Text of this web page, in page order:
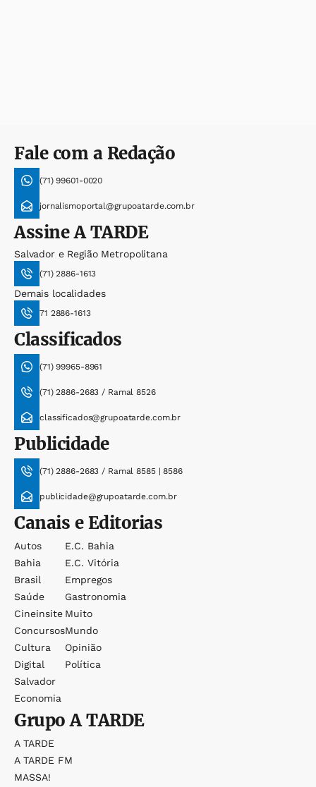
Fale com a Redação
(71) 99601-0020
jornalismoportal@grupoatarde.com.br
AssineA TARDE
Salvador e Região Metropolitana
(71) 2886-1613
Demais localidades
71 2886-1613
Classificados
(71) 99965-8961
(71) 2886-2683 / Ramal 8526
classificados@grupoatarde.com.br
Publicidade
(71) 2886-2683 / Ramal 8585 | 8586
publicidade@grupoatarde.com.br
Canais e Editorias
Autos
Bahia
Brasil
Saúde
Cineinsite
Concursos
Cultura
Digital
Salvador
Economia
E.c. Bahia
E.c. Vitória
Empregos
Gastronomia
Muito
Mundo
Opinião
Política
GrupoA TARDE
A TARDE
A TARDE FM
MASSA!